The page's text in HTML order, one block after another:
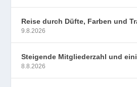
Reise durch Düfte, Farben und
9.8.2026
Steigende Mitgliederzahl und
8.8.2026